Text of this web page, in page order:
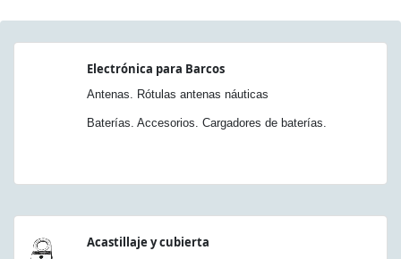
Electrónica para Barcos
Antenas. Rótulas antenas náuticas
Baterías. Accesorios. Cargadores de baterías.
Acastillaje y cubierta